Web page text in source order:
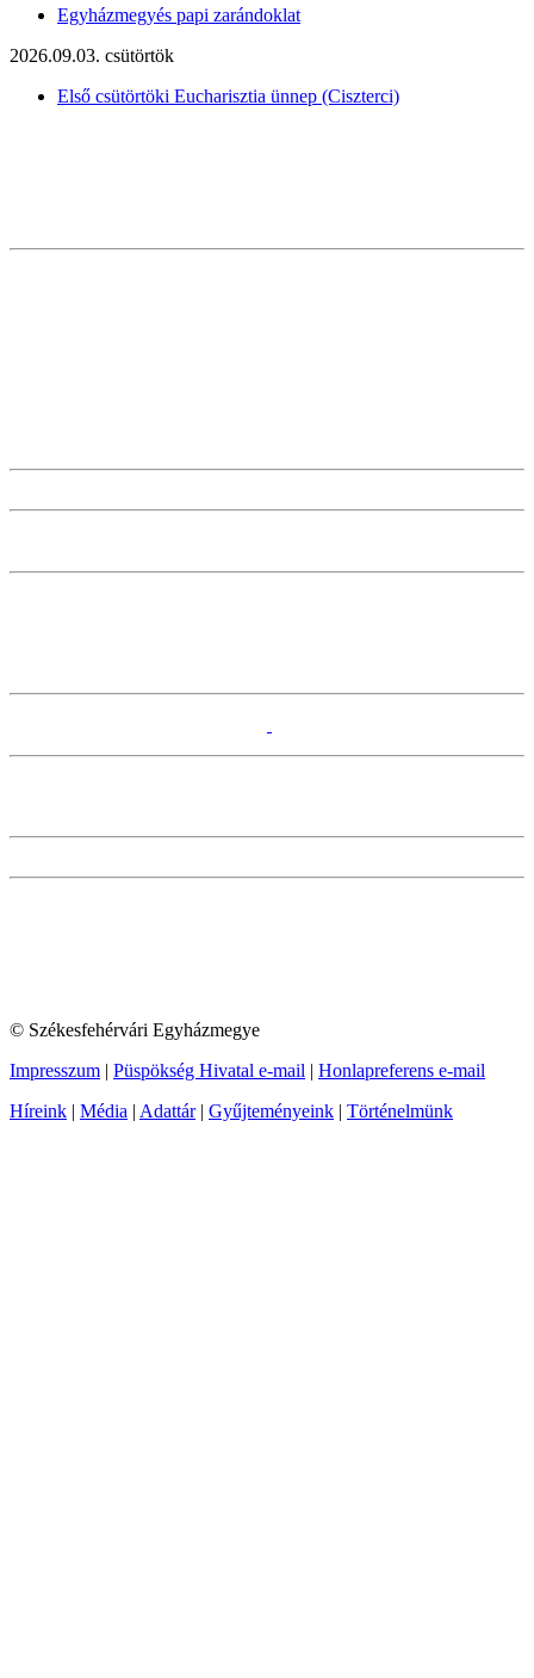
Egyházmegyés papi zarándoklat
2026.09.03. csütörtök
Első csütörtöki Eucharisztia ünnep (Ciszterci)
© Székesfehérvári Egyházmegye
Impresszum | Püspökség Hivatal e-mail | Honlapreferens e-mail
Híreink | Média | Adattár| Gyűjteményeink | Történelmünk